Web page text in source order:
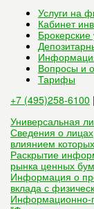
Услуги на
Кабинет
Брокерские
Вопросы и
Тарифы
+7 (495)258-6100 |
Универсальная
Сведения о
влиянием
Раскрытие
рынка ценных
Информация о
вклада с
Информационно-